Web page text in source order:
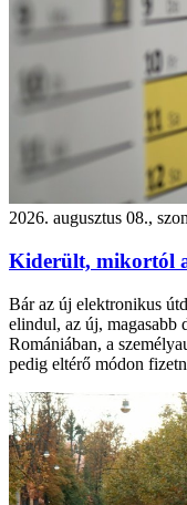
2026. augusztus 08.,
Kiderült, mikortól
Bár az új elektronikus
elindul, az új, magasabb
Romániában, a
pedig eltérő módon